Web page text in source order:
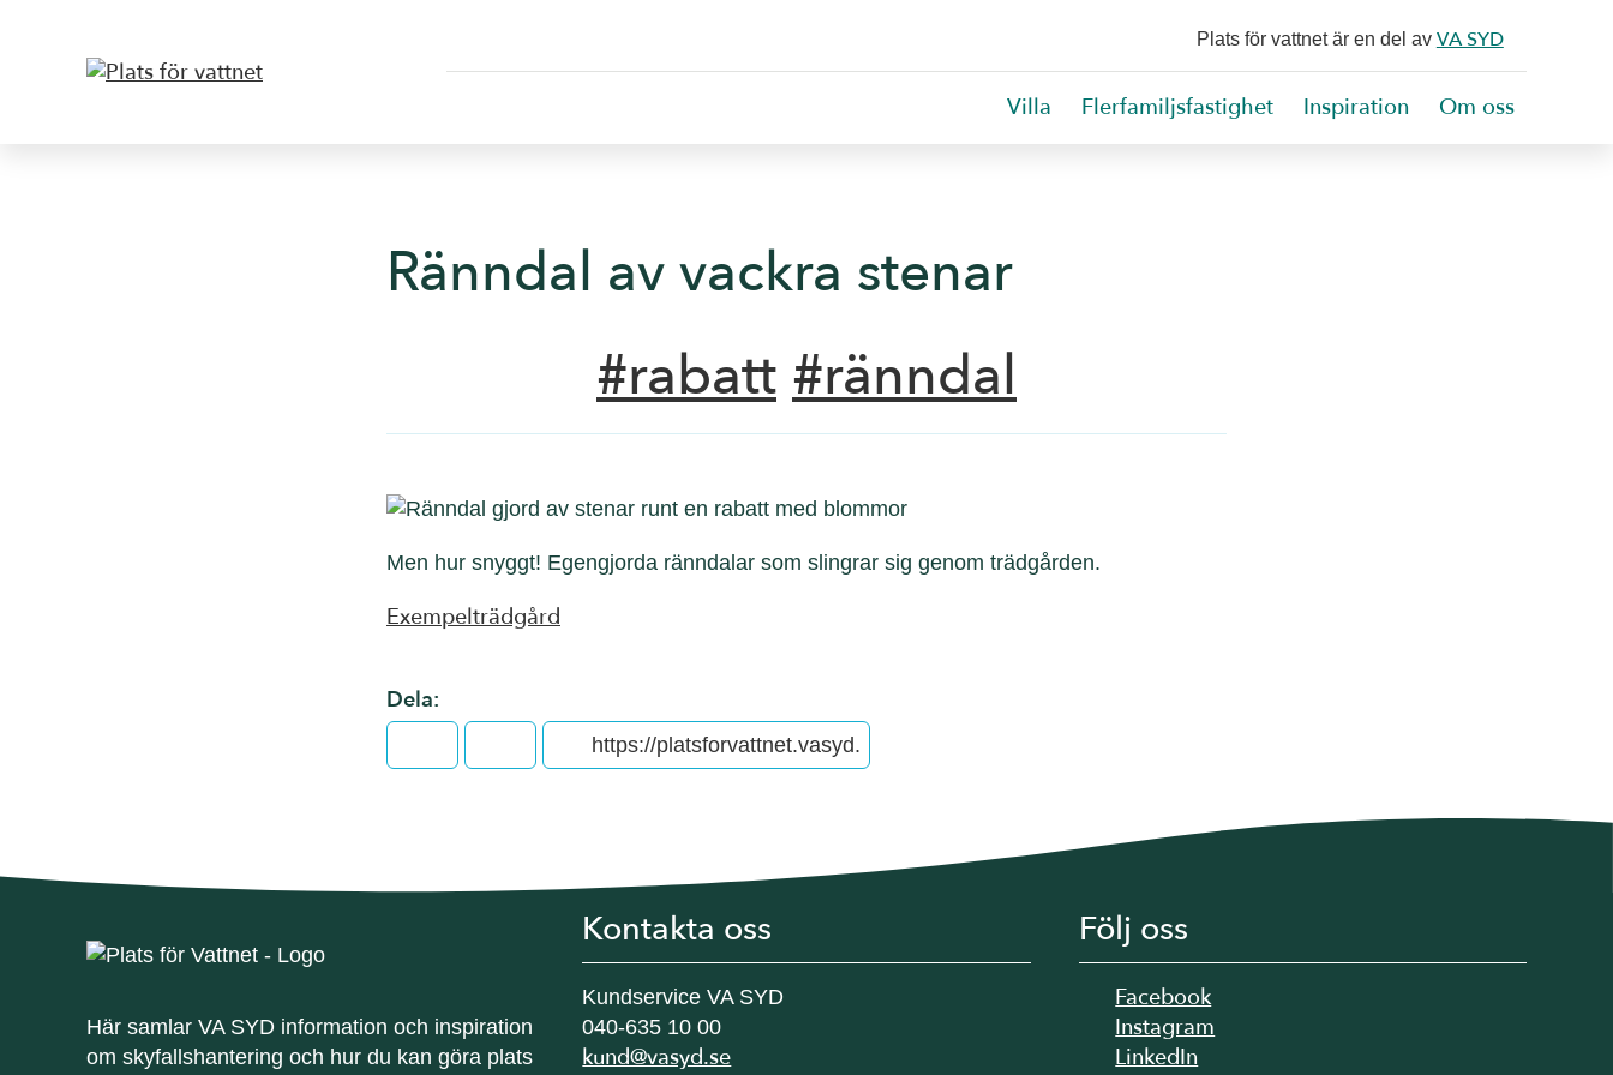
Plats för vattnet är en del av VA SYD
Villa Flerfamiljsfastighet Inspiration Om oss
Ränndal av vackra stenar
#rabatt #ränndal
Men hur snyggt! Egengjorda ränndalar som slingrar sig genom trädgården.
Exempelträdgård
Dela:
Kontakta oss Följ oss
Här samlar VA SYD information och inspiration
om skyfallshantering och hur du kan göra plats
Kundservice VA SYD
040-635 10 00
kund@vasyd.se
Facebook
Instagram
LinkedIn